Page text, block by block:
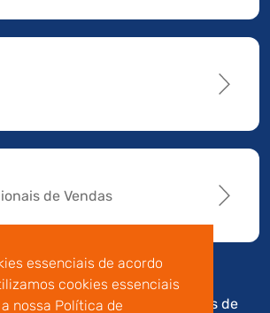
essenciais de acordo
cookies essenciais
nossa Política de
de Vendas
Termos de
Código de